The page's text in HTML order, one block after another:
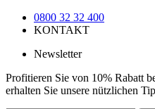
0800 32 32 400
KONTAKT
Newsletter
Profitieren Sie von 10% Rabatt
erhalten Sie unsere nützlichen